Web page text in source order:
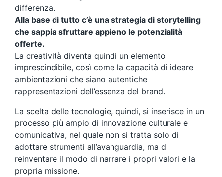
differenza.
Alla base di tutto c’è una strategia di storytelling
che sappia sfruttare appieno le potenzialità
offerte.
La creatività diventa quindi un elemento
imprescindibile, così come la capacità di ideare
ambientazioni che siano autentiche
rappresentazioni dell’essenza del brand.
La scelta delle tecnologie, quindi, si inserisce in un
processo più ampio di innovazione culturale e
comunicativa, nel quale non si tratta solo di
adottare strumenti all’avanguardia, ma di
reinventare il modo di narrare i propri valori e la
propria missione.